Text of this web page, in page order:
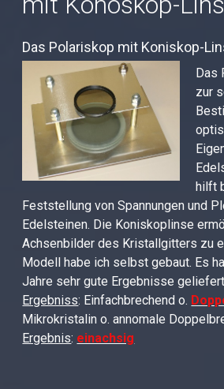
Das Polariskop mit Koniskop-
Das
zur
hilft
Feststellung von Spannungen und
Edelsteinen. Die Koniskoplinse
Achsenbilder des Kristallgitters zu
Modell habe ich selbst gebaut. Es
Jahre sehr gute Ergebnisse
Ergebniss: Einfachbrechend o.
Mikrokristalin o. annomale
Ergebnis: einachsig